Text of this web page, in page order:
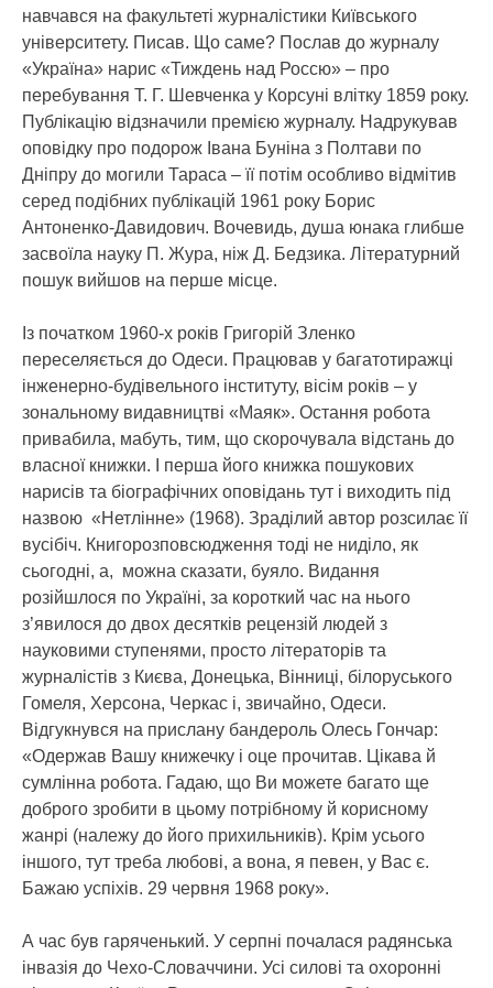
навчався на факультеті журналістики Київського
університету. Писав. Що саме? Послав до журналу
«Україна» нарис «Тиждень над Россю» – про
перебування Т. Г. Шевченка у Корсуні влітку 1859 року.
Публікацію відзначили премією журналу. Надрукував
оповідку про подорож Івана Буніна з Полтави по
Дніпру до могили Тараса – її потім особливо відмітив
серед подібних публікацій 1961 року Борис
Антоненко-Давидович. Вочевидь, душа юнака глибше
засвоїла науку П. Жура, ніж Д. Бедзика. Літературний
пошук вийшов на перше місце.
Із початком 1960-х років Григорій Зленко
переселяється до Одеси. Працював у багатотиражці
інженерно-будівельного інституту, вісім років – у
зональному видавництві «Маяк». Остання робота
привабила, мабуть, тим, що скорочувала відстань до
власної книжки. І перша його книжка пошукових
нарисів та біографічних оповідань тут і виходить під
назвою «Нетлінне» (1968). Зраділий автор розсилає її
вусібіч. Книгорозповсюдження тоді не ниділо, як
сьогодні, а, можна сказати, буяло. Видання
розійшлося по Україні, за короткий час на нього
з’явилося до двох десятків рецензій людей з
науковими ступенями, просто літераторів та
журналістів з Києва, Донецька, Вінниці, білоруського
Гомеля, Херсона, Черкас і, звичайно, Одеси.
Відгукнувся на прислану бандероль Олесь Гончар:
«Одержав Вашу книжечку і оце прочитав. Цікава й
сумлінна робота. Гадаю, що Ви можете багато ще
доброго зробити в цьому потрібному й корисному
жанрі (належу до його прихильників). Крім усього
іншого, тут треба любові, а вона, я певен, у Вас є.
Бажаю успіхів. 29 червня 1968 року».
А час був гаряченький. У серпні почалася радянська
інвазія до Чехо-Словаччини. Усі силові та охоронні